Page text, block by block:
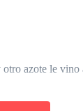
azote le vino